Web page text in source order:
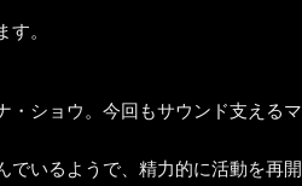
。
・ショウ。今回もサウンド支えるマ
でいるようで、精力的に活動を再開